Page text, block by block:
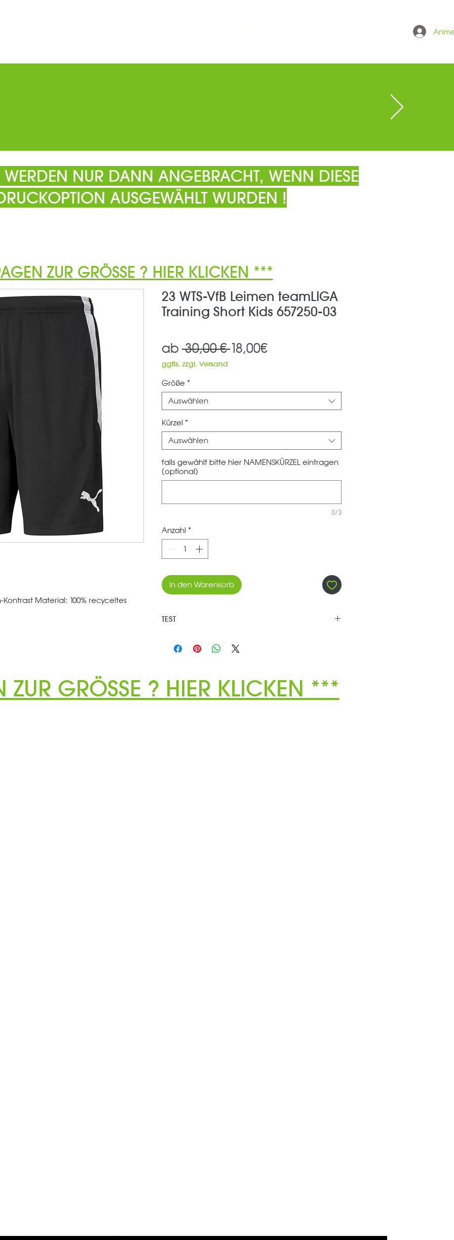
NUR DANN ANGEBRACHT, WENN DIESE
AUSGEWÄHLT WURDEN !
Material: 100% recyceltes
23 WTS-VfB Leimen teamLIGA
Training Short Kids 657250-03
ab 30,00 € Standardpreis
18,00€Sale-
ggfls. zzgl. Versand
Größe *
Auswählen
Kürzel *
Auswählen
falls gewählt bitte hier NAMENSKÜRZEL eintragen
(optional)
0/3
Anzahl *
In den Warenkorb
TEST
ZUR GRÖSSE ? HIER KLICKEN ***
ZUR GRÖSSE ? HIER KLICKEN ***